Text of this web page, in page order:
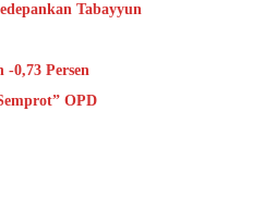
Tabayyun
0,73 Persen
OPD